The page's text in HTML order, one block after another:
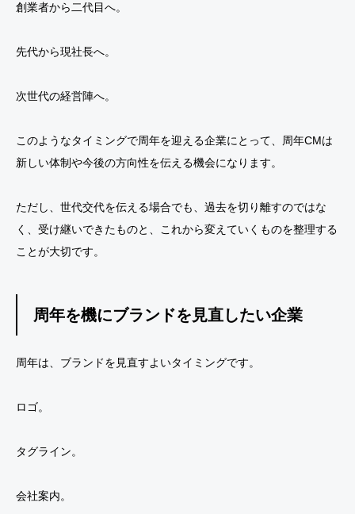
創業者から二代目へ。
先代から現社長へ。
次世代の経営陣へ。
このようなタイミングで周年を迎える企業にとって、周年CMは
新しい体制や今後の方向性を伝える機会になります。
ただし、世代交代を伝える場合でも、過去を切り離すのではな
く、受け継いできたものと、これから変えていくものを整理する
ことが大切です。
周年を機にブランドを見直したい企業
周年は、ブランドを見直すよいタイミングです。
ロゴ。
タグライン。
会社案内。